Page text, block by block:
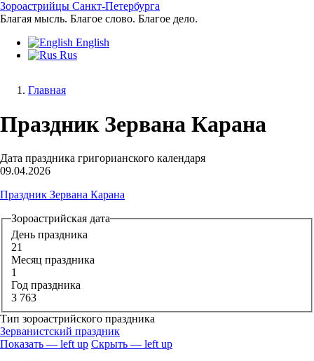
Перейти
к
содержанию
Зороастрийцы Санкт-Петербурга
Благая мысль. Благое слово. Благое дело.
English
Rus
навигации
Главная
Праздник Зервана Карана
Дата праздника григорианского календаря
09.04.2026
Праздник Зервана Карана
Зороастрийская дата
День праздника
21
Месяц праздника
1
Год праздника
3 763
Тип зороастрийского праздника
Зерванистский праздник
Показать — left up Скрыть — left up